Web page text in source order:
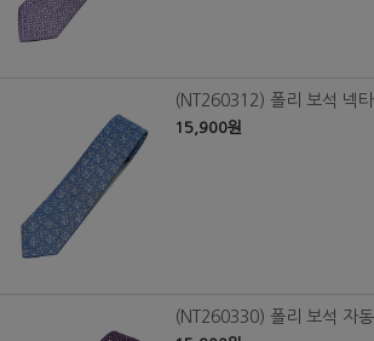
(NT260312) 폴리 보석 넥타
15,900원
(NT260330) 폴리 보석 자동